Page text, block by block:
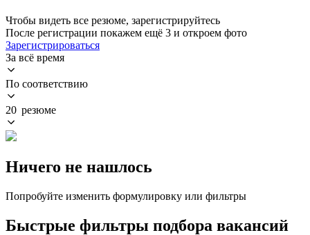
Чтобы видеть все резюме, зарегистрируйтесь
После регистрации покажем ещё 3 и откроем фото
Зарегистрироваться
За всё время
По соответствию
20 резюме
Ничего не нашлось
Попробуйте изменить формулировку или фильтры
Быстрые фильтры подбора вакансий